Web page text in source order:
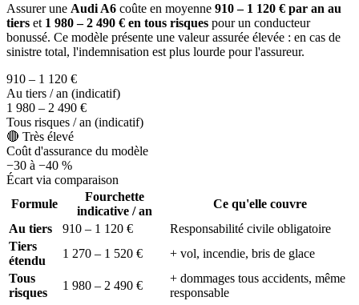
Assurer une Audi A6 coûte en moyenne 910 – 1 120 € par an au
tiers et 1 980 – 2 490 € en tous risques pour un conducteur
bonussé. Ce modèle présente une valeur assurée élevée : en cas de
sinistre total, l'indemnisation est plus lourde pour l'assureur.
910 – 1 120 €
Au tiers / an (indicatif)
1 980 – 2 490 €
Tous risques / an (indicatif)
🔴 Très élevé
Coût d'assurance du modèle
−30 à −40 %
Écart via comparaison
Formule
Fourchette
indicative / an
Ce qu'elle couvre
Au tiers
910 – 1 120 €
Responsabilité civile obligatoire
Tiers
étendu
1 270 – 1 520 €
+ vol, incendie, bris de glace
Tous
risques
1 980 – 2 490 €
+ dommages tous accidents, même
responsable